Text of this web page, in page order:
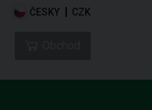
ČESKY CZK